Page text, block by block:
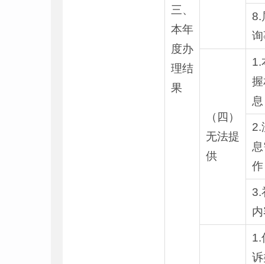
三、
本年
度办
理结
果
8.
（四）
无法提
供
1.
息
2.
作
3.
1.